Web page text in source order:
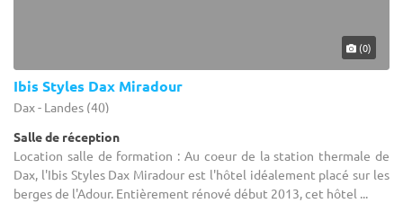
(0)
Ibis Styles Dax Miradour
Dax - Landes (40)
Salle de réception
Location salle de formation : Au coeur de la station thermale de
Dax, l'Ibis Styles Dax Miradour est l'hôtel idéalement placé sur les
berges de l'Adour. Entièrement rénové début 2013, cet hôtel ...